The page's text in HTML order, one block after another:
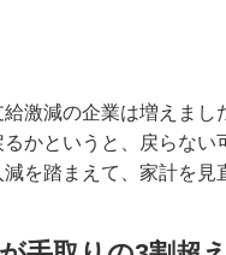
激減の企業は増えま
かというと、戻らない
を踏まえて、家計を見